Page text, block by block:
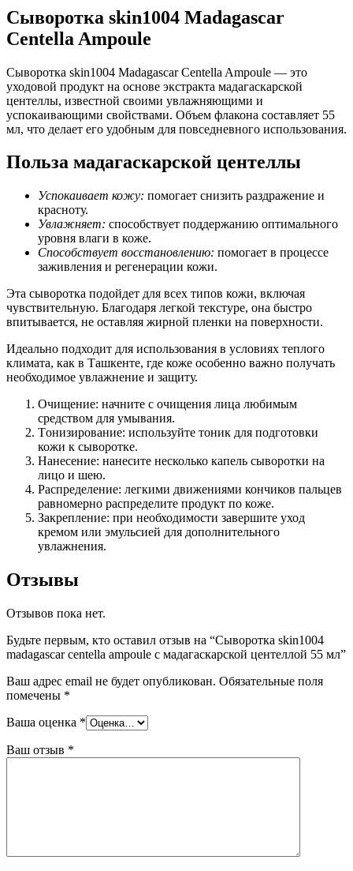
Сыворотка skin1004 Madagascar
Centella Ampoule
Сыворотка skin1004 Madagascar Centella Ampoule — это
уходовой продукт на основе экстракта мадагаскарской
центеллы, известной своими увлажняющими и
успокаивающими свойствами. Объем флакона составляет 55
мл, что делает его удобным для повседневного использования.
Польза мадагаскарской центеллы
Успокаивает кожу: помогает снизить раздражение и
красноту.
Увлажняет: способствует поддержанию оптимального
уровня влаги в коже.
Способствует восстановлению: помогает в процессе
заживления и регенерации кожи.
Эта сыворотка подойдет для всех типов кожи, включая
чувствительную. Благодаря легкой текстуре, она быстро
впитывается, не оставляя жирной пленки на поверхности.
Идеально подходит для использования в условиях теплого
климата, как в Ташкенте, где коже особенно важно получать
необходимое увлажнение и защиту.
Очищение: начните с очищения лица любимым
средством для умывания.
Tонизирование: используйте тоник для подготовки
кожи к сыворотке.
Нанесение: нанесите несколько капель сыворотки на
лицо и шею.
Распределение: легкими движениями кончиков пальцев
равномерно распределите продукт по коже.
Закрепление: при необходимости завершите уход
кремом или эмульсией для дополнительного
увлажнения.
Отзывы
Отзывов пока нет.
Будьте первым, кто оставил отзыв на “Сыворотка skin1004
madagascar centella ampoule с мадагаскарской центеллой 55 мл”
Ваш адрес email не будет опубликован. Обязательные поля
помечены *
Ваша оценка *
Ваш отзыв *